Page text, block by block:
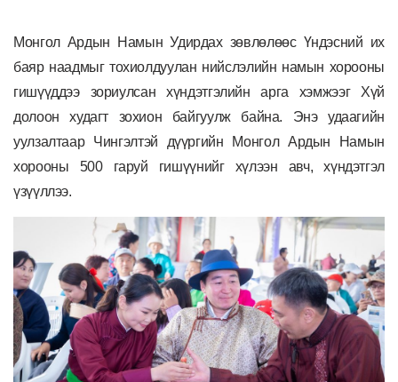
Монгол Ардын Намын Удирдах зөвлөлөөс Үндэсний их
баяр наадмыг тохиолдуулан нийслэлийн намын хорооны
гишүүддээ зориулсан хүндэтгэлийн арга хэмжээг Хүй
долоон худагт зохион байгуулж байна. Энэ удаагийн
уулзалтаар Чингэлтэй дүүргийн Монгол Ардын Намын
хорооны 500 гаруй гишүүнийг хүлээн авч, хүндэтгэл
үзүүллээ.